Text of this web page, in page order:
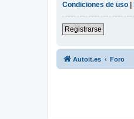
Condiciones de uso
Registrarse
Autoit.es Foro